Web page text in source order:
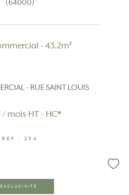
(64000)
- 43.2m²
- RUE SAINT LOUIS
/ mois HT - HC*
REF : 234
EXCLUSIVITÉ